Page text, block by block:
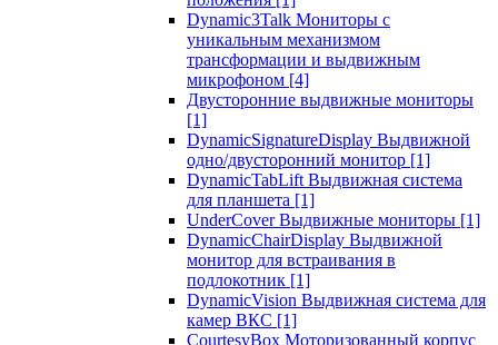
Dynamic3Talk Мониторы с
уникальным механизмом
трансформации и выдвижным
микрофоном [4]
Двусторонние выдвижные мониторы
[1]
DynamicSignatureDisplay Выдвижной
одно/двусторонний монитор [1]
DynamicTabLift Выдвижная система
для планшета [1]
UnderCover Выдвижные мониторы [1]
DynamicChairDisplay Выдвижной
монитор для встраивания в
подлокотник [1]
DynamicVision Выдвижная система для
камер ВКС [1]
CourtesyBox Моторизованный корпус